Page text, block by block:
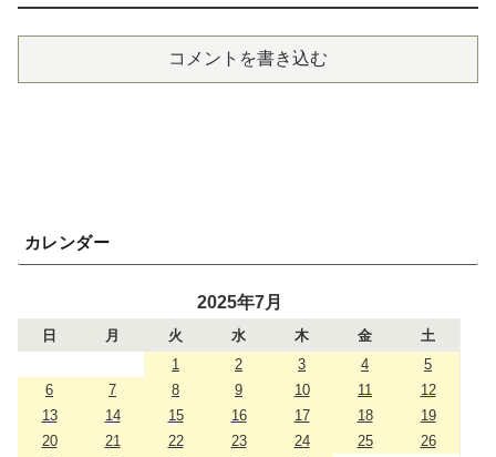
コメントを書き込む
カレンダー
2025年7月
日 月 火 水 木 金
土
1
2 3 4
5
6
7 8 9 10 11
12
13
14 15 16 17 18
19
20
21 22 23 24 25
26